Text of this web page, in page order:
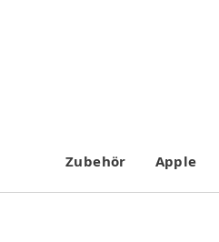
Zubehör Apple